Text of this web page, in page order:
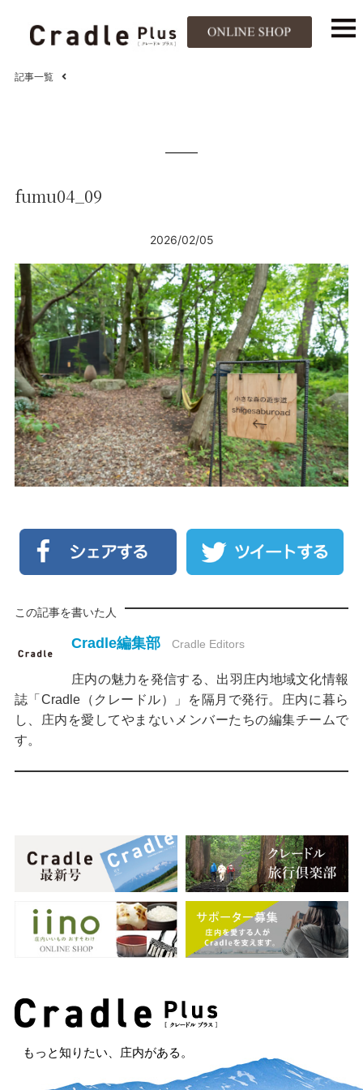
記事一覧
fumu04_09
2026/02/05
この記事を書いた人
Cradle編集部 Cradle Editors
庄内の魅力を発信する、出羽庄内地域文化情報
誌「Cradle（クレードル）」を隔月で発行。庄内に暮ら
し、庄内を愛してやまないメンバーたちの編集チームで
す。
もっと知りたい、庄内がある。